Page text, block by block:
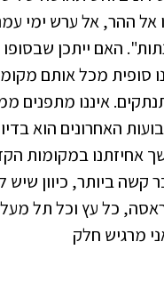
ההר, אל ערש ימי
האם ייתכן
סופית מכל אותם
איננו מתפנים
האחרונים הוא
אחיזתנו במקומות
קשה ביותר, כיוון
כל עץ וכל תל
מרגיש חלק